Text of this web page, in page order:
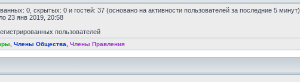
0, скрытых: 0 и гостей: 37 (основано на активности пользователей за последние 5 минут)
23 янв 2019, 20:58
пользователей
Члены Общества Члены Правления